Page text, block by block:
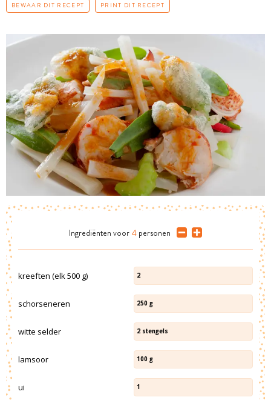
BEWAAR DIT RECEPT PRINT DIT RECEPT
Ingrediënten voor 4 personen
kreeften (elk 500 g) 2
schorseneren 250 g
witte selder 2 stengels
lamsoor 100 g
ui 1